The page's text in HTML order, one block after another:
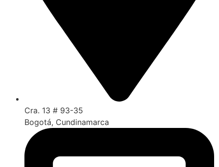
Cra. 13 # 93-35
Bogotá, Cundinamarca